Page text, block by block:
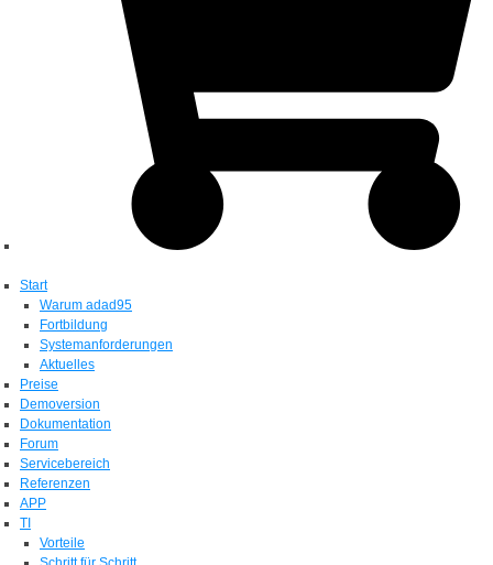
Start
Warum adad95
Fortbildung
Systemanforderungen
Aktuelles
Preise
Demoversion
Dokumentation
Forum
Servicebereich
Referenzen
APP
TI
Vorteile